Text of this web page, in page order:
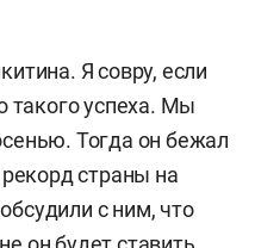
Я совру, если
такого успеха. Мы
Тогда он бежал
страны на
с ним, что